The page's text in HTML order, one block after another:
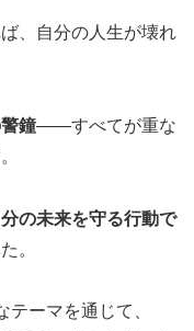
、自分の人生が壊れ
鐘――すべてが重な
分の未来を守る行動で
。
ーマを通じて、